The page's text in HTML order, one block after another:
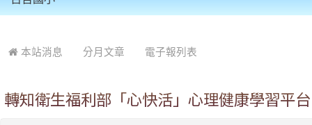
本站消息 分月文章 電子報列表
轉知衛生福利部「心快活」心理健康學習平